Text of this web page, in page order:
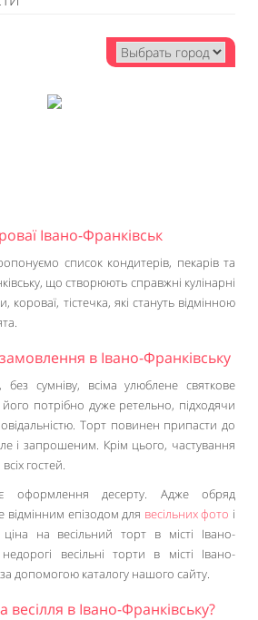
Івано-Франківськ
список кондитерів, пекарів та
що створюють справжні кулінарні
короваї, тістечка, які стануть відмінною
в Івано-Франківську
сумніву, всіма улюблене святкове
потрібно дуже ретельно, підходячи
Торт повинен припасти до
і запрошеним. Крім цього, частування
гостей.
оформлення десерту. Адже обряд
відмінним епізодом для весільних фото і
на весільний торт в місті Івано-
весільні торти в місті Івано-
допомогою каталогу нашого сайту.
весілля в Івано-Франківську?